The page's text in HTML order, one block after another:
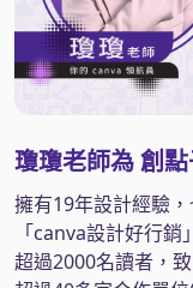
瓊瓊老師為 創
擁有19年設計經驗
「canva設計好行
超過2000名讀者，